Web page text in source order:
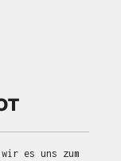
es uns zum